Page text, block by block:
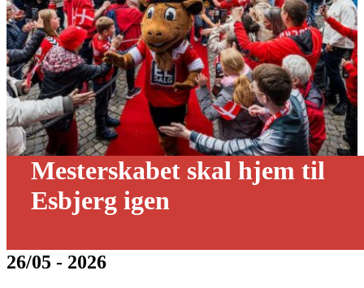
Mesterskabet skal hjem til
Esbjerg igen
26/05 - 2026